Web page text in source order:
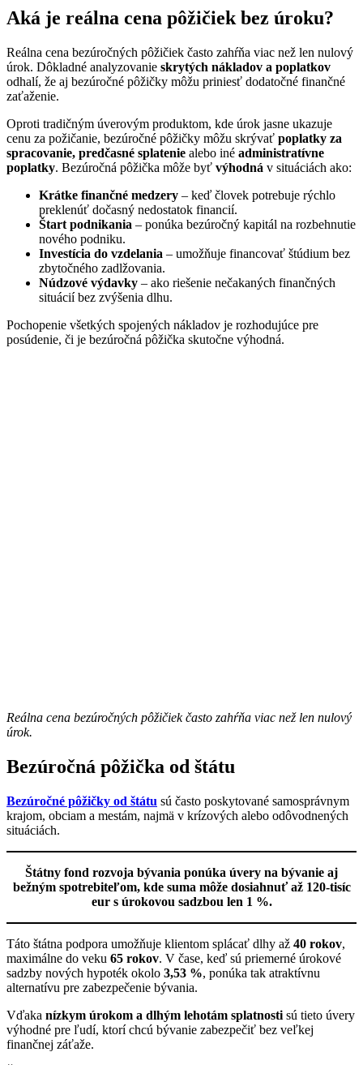
Aká je reálna cena pôžičiek bez úroku?
Reálna cena bezúročných pôžičiek často zahŕňa viac než len nulový
úrok. Dôkladné analyzovanie skrytých nákladov a poplatkov
odhalí, že aj bezúročné pôžičky môžu priniesť dodatočné finančné
zaťaženie.
Oproti tradičným úverovým produktom, kde úrok jasne ukazuje
cenu za požičanie, bezúročné pôžičky môžu skrývať poplatky za
spracovanie, predčasné splatenie alebo iné administratívne
poplatky. Bezúročná pôžička môže byť výhodná v situáciách ako:
Krátke finančné medzery – keď človek potrebuje rýchlo
preklenúť dočasný nedostatok financií.
Štart podnikania – ponúka bezúročný kapitál na rozbehnutie
nového podniku.
Investícia do vzdelania – umožňuje financovať štúdium bez
zbytočného zadlžovania.
Núdzové výdavky – ako riešenie nečakaných finančných
situácií bez zvýšenia dlhu.
Pochopenie všetkých spojených nákladov je rozhodujúce pre
posúdenie, či je bezúročná pôžička skutočne výhodná.
Reálna cena bezúročných pôžičiek často zahŕňa viac než len nulový
úrok.
Bezúročná pôžička od štátu
Bezúročné pôžičky od štátu sú často poskytované samosprávnym
krajom, obciam a mestám, najmä v krízových alebo odôvodnených
situáciách.
Štátny fond rozvoja bývania ponúka úvery na bývanie aj
bežným spotrebiteľom, kde suma môže dosiahnuť až 120-tisíc
eur s úrokovou sadzbou len 1 %.
Táto štátna podpora umožňuje klientom splácať dlhy až 40 rokov,
maximálne do veku 65 rokov. V čase, keď sú priemerné úrokové
sadzby nových hypoték okolo 3,53 %, ponúka tak atraktívnu
alternatívu pre zabezpečenie bývania.
Vďaka nízkym úrokom a dlhým lehotám splatnosti sú tieto úvery
výhodné pre ľudí, ktorí chcú bývanie zabezpečiť bez veľkej
finančnej záťaže.